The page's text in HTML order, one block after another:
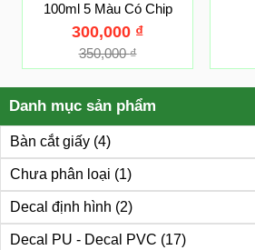
Danh mục sản phẩm
Bàn cắt giấy (4)
Chưa phân loại (1)
Decal định hình (2)
Decal PU - Decal PVC (17)
100ml 5 Màu Có Chip
350,000₫
300,000 ₫